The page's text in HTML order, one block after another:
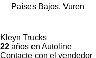
Países Bajos, Vuren
Kleyn Trucks
22 años en Autoline
Contacte con el vendedor